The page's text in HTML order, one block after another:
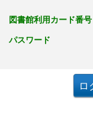
図書館利用カード番号
パスワード